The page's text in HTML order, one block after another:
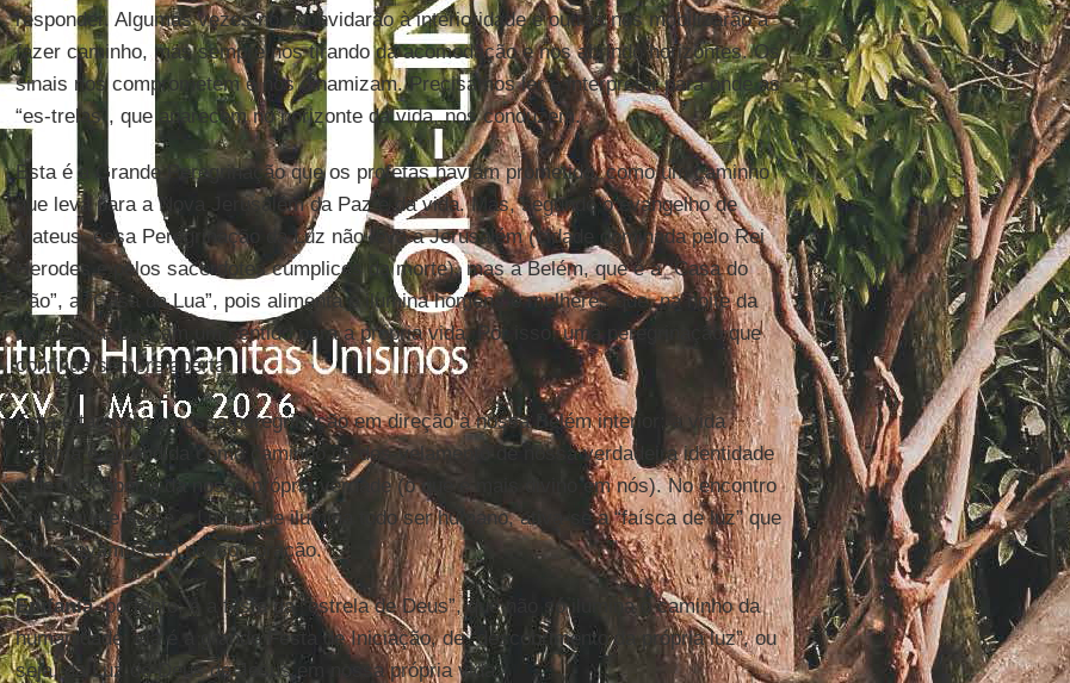
responder. Algumas vezes nos convidarão à interioridade e outras nos mobilizarão a
fazer caminho, mas sempre nos tirando da acomodação e nos abrindo horizontes. Os
sinais nos comprometem e nos dinamizam. Precisamos ler e interpretar para onde as
“es-trelas”, que aparecem no horizonte da vida, nos conduzem.
Esta é a Grande Peregrinação que os profetas haviam prometido, como um caminho
que leva para a Nova Jerusalém da Paz e da vida. Mas, segundo o evangelho de
Mateus, essa Peregrinação da Luz não leva a Jerusalém (cidade dominada pelo Rei
Herodes e pelos sacerdotes cúmplices da morte), mas a Belém, que é a “Casa do
Pão”, a “Casa da Lua”, pois alimenta e ilumina homens e mulheres que, na noite da
existência, buscam um sentido para a própria vida. Por isso, uma peregrinação que
continua sempre aberta.
Esta é também a nossa peregrinação em direção à nossa Belém interior; a vida
mesma é entendida como caminho de des-velamento de nossa verdadeira identidade
e de descoberta da nossa própria verdade (o que é mais divino em nós). No encontro
com Aquele que é a Luz e que ilumina todo ser humano, ativa-se a “faísca de luz” que
todos levamos em nosso coração.
Epifania, portanto, é a festa da “estrela de Deus”, que não só ilumina o caminho da
humanidade; ela é a grande Festa de Iniciação, de “descobrimento da própria luz”, ou
seja, da Luz do Deus de Jesus em nossa própria vida.